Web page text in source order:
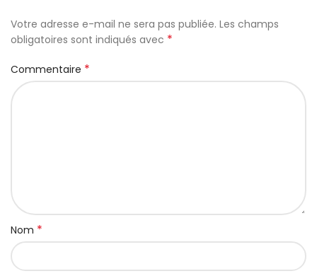
Votre adresse e-mail ne sera pas publiée. Les champs
obligatoires sont indiqués avec *
Commentaire *
Nom *